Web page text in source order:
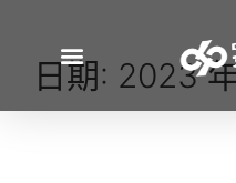
日期: 2023